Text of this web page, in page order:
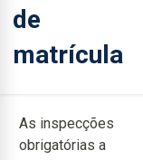
de
matrícula
As inspecções
obrigatórias a